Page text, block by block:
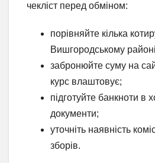
чекліст перед обміном:
порівняйте кілька
Вишгородському
забронюйте суму на
курс влаштовує;
підготуйте банкноти в
документи;
уточніть наявність
зборів.